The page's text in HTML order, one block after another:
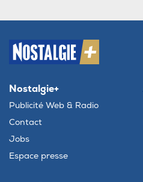
Nostalgie+
Publicité Web & Radio
Contact
Jobs
Espace presse